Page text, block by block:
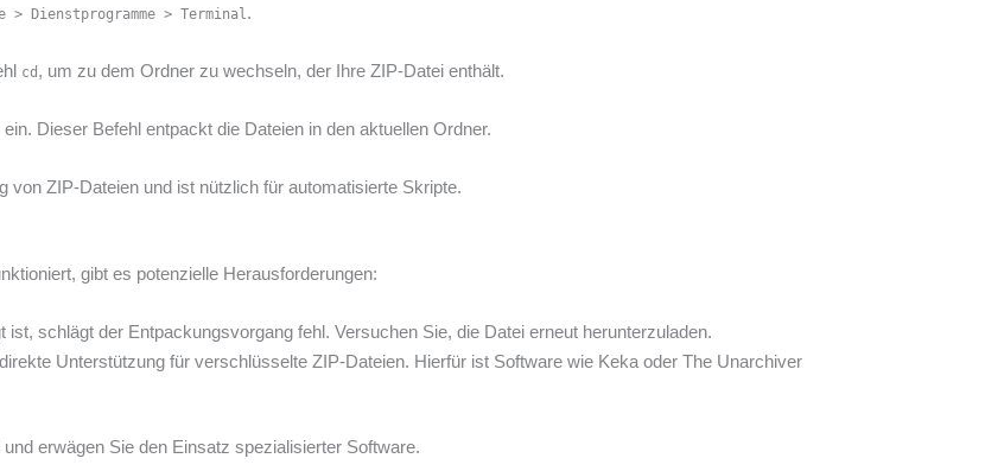
> Dienstprogramme > Terminal .
cd , um zu dem Ordner zu wechseln, der Ihre ZIP-Datei enthält.
ein. Dieser Befehl entpackt die Dateien in den aktuellen Ordner.
von ZIP-Dateien und ist nützlich für automatisierte Skripte.
gibt es potenzielle Herausforderungen:
ist, schlägt der Entpackungsvorgang fehl. Versuchen Sie, die Datei erneut herunterzuladen.
Unterstützung für verschlüsselte ZIP-Dateien. Hierfür ist Software wie Keka oder The Unarchiver
erwägen Sie den Einsatz spezialisierter Software.